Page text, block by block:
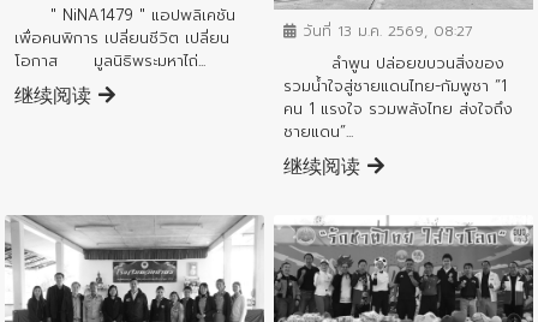
" NiNA1479 " แอปพลิเคชัน
เพื่อคนพิการ เปลี่ยนชีวิต เปลี่ยน
โอกาส มูลนิธิพระมหาไถ่...
继续阅读
วันที่ 13 ม.ค. 2569, 08:27
ลำพูน ปล่อยขบวนสิ่งของ
รวมน้ำใจสู่ชายแดนไทย-กัมพูชา “1
คน 1 แรงใจ รวมพลังไทย ส่งใจถึง
ชายแดน”...
继续阅读